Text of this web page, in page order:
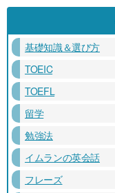
基礎知識＆選び方
TOEIC
TOEFL
留学
勉強法
イムランの英会話
フレーズ